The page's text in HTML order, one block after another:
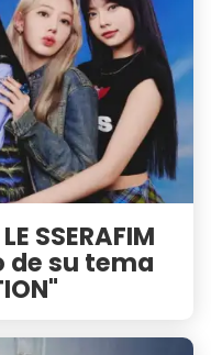
SSERAFIM
de su tema